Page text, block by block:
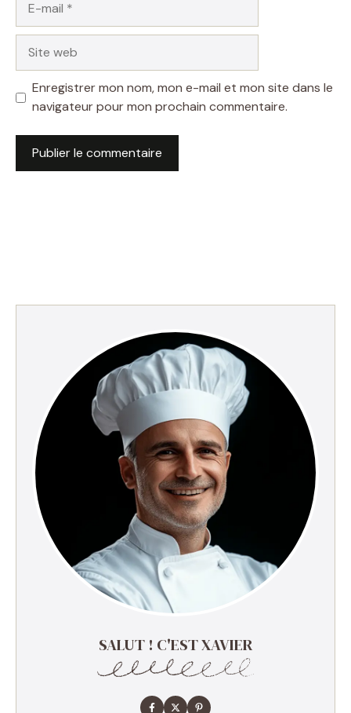
mail
web
Enregistrer mon nom, mon e-mail et mon site dans le
navigateur pour mon prochain commentaire.
SALUT ! C'EST XAVIER